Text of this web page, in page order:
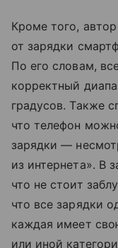
Кроме того,
от зарядки
По его словам,
корректный
градусов. Также
что телефон
зарядки —
из интернета». В
что не стоит
что все зарядки
каждая имеет
или иной